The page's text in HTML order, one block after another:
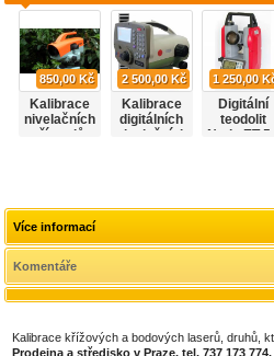
850,00 Kč
Kalibrace
nivelačních
přístrojů.
2 500,00 Kč
Kalibrace
digitálních
nivelačních
1 250,00
Digitální
teodolit
Nedo ET-5 -
Více informací
Komentáře
Kalibrace křížových a bodových laserů, druhů,
Prodejna a středisko v Praze, tel. 737 173 774.